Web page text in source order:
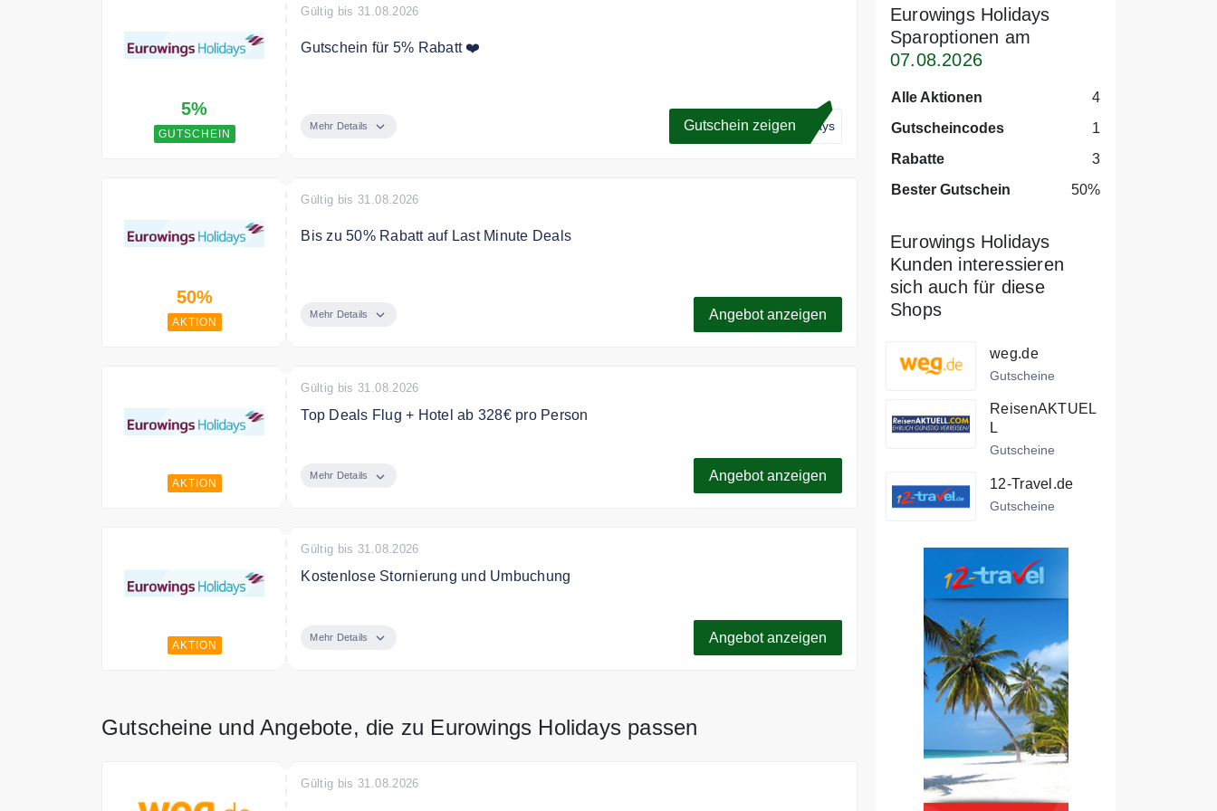
5%
GUTSCHEIN
Gültig bis 31.08.2026
Gutschein für 5% Rabatt ❤️
Mehr Details Gutschein zeigen days
50%
AKTION
Gültig bis 31.08.2026
Bis zu 50% Rabatt auf Last Minute Deals
Mehr Details Angebot anzeigen
AKTION
Gültig bis 31.08.2026
Top Deals Flug + Hotel ab 328€ pro Person
Mehr Details Angebot anzeigen
AKTION
Gültig bis 31.08.2026
Kostenlose Stornierung und Umbuchung
Mehr Details Angebot anzeigen
Gutscheine und Angebote, die zu Eurowings Holidays passen
Gültig bis 31.08.2026
Eurowings Holidays
Sparoptionen am
07.08.2026
Alle Aktionen
4
Gutscheincodes
1
Rabatte
3
Bester Gutschein
50%
Eurowings Holidays
Kunden interessieren
sich auch für diese
Shops
weg.de
Gutscheine
ReisenAKTUEL
L
Gutscheine
12-Travel.de
Gutscheine